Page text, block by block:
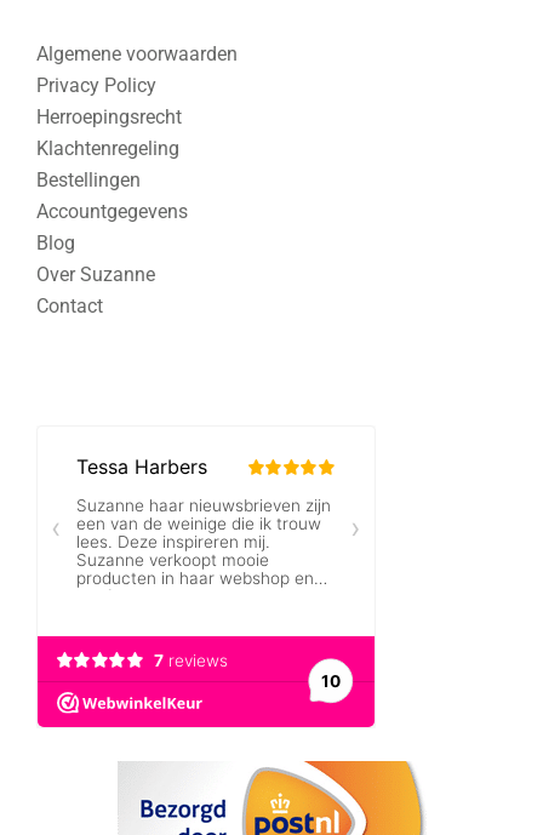
Algemene voorwaarden
Privacy Policy
Herroepingsrecht
Klachtenregeling
Bestellingen
Accountgegevens
Blog
Over Suzanne
Contact